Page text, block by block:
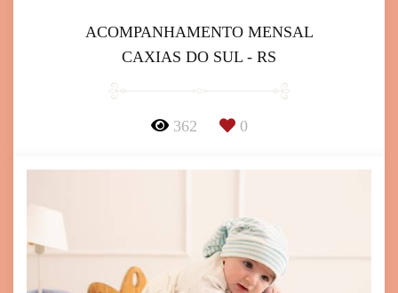
ACOMPANHAMENTO MENSAL
CAXIAS DO SUL - RS
362 0